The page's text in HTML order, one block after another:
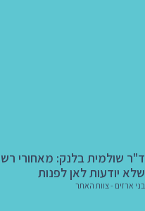
ד"ר שולמית בלנק: מאחורי
שלא יודעות לאן לפנות
בני ארזים - צוות האתר